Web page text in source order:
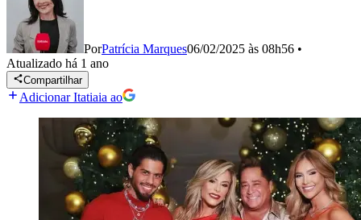
PorPatrícia Marques06/02/2025 às 08h56 •
Atualizado há 1 ano
Compartilhar
Adicionar Itatiaia ao